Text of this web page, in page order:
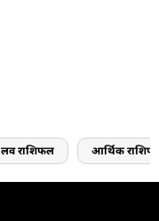
लव राशिफल आर्थिक